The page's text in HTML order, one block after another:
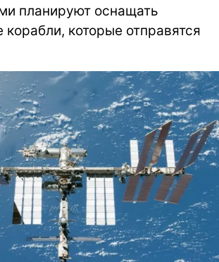
планируют оснащать
корабли, которые отправятся